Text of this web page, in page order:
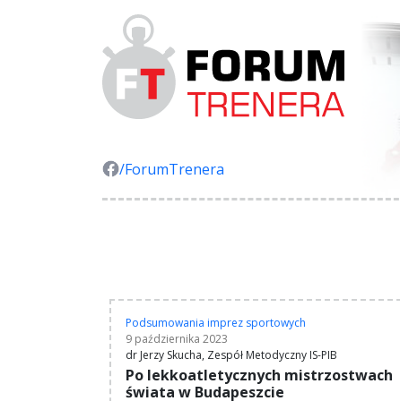
/ForumTrenera
Podsumowania imprez sportowych
9 października 2023
dr Jerzy Skucha, Zespół Metodyczny IS-PIB
Po lekkoatletycznych mistrzostwach
świata w Budapeszcie